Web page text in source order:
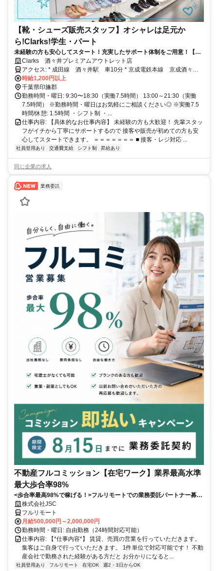
【靴・シューズ販売スタッフ】オシャレは足元か
ら!Clarks!学生・パート
未経験の方も安心してスタート！充実したサポート体制をご用意！【社
員割引制度で、Clarksの商品をお得に購入】交通費支給！
Clarks 酒々井プレミアムアウトレット店
アクセス: * 成田線 酒々井駅 車10分 * 京成電鉄本線 京成酒々井
駅 車15分 * 総武本線 南酒々井駅 車15分
時給1,200円以上
千葉県印旛郡
勤務時間・曜日: 9:30〜18:30（実働7.5時間） 13:00～21:30（実働
7.5時間） ※勤務時間・曜日はお気軽にご相談ください◎ ※実働7.5
時間/休憩: 1.5時間 ・シフト制 ・...
仕事内容: 【具体的なお仕事内容】 未経験の方も大歓迎！ 先輩スタッ
フがイチから丁寧にサポートするので 接客や販売が初めての方も安
心してスタートできます。 ＝＝＝＝＝＝＝ ■ 接客・レジ対応 ...
社員登用あり 交通費支給 シフト制 昇給あり
同じ企業の求人
業務委託
不動産フルコミッション【在宅ワーク】業界最高水準
最大歩合率98%
<歩合率最高98%で稼げる！>フルリモートでの業務委託パートナー募
集！1件単位で対応可能！
株式会社JSC
フルリモート
月給500,000円～2,000,000円
勤務時間・曜日: 自由勤務（24時間対応可能）
仕事内容: 【*仕事内容*】 賃貸、売買の営業を行っていただきます。
集客はご自身で行っていただきます。 1件単位で対応可能です！ 不動
産会社で勤務された経験がある方だと お分かりになると...
社員登用あり フルリモート 在宅OK 週2・3日からOK